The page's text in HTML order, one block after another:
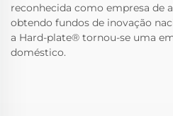
reconhecida como empresa de
obtendo fundos de inovação
a Hard-plate® tornou-se uma
doméstico.